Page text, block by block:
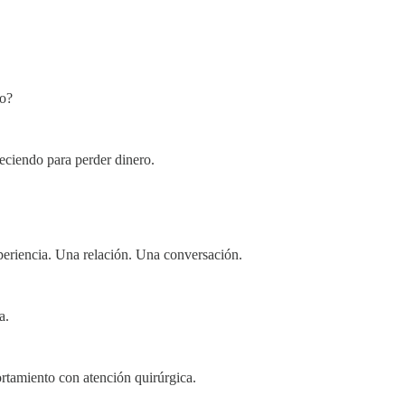
para perder dinero.
Una relación. Una conversación.
con atención quirúrgica.